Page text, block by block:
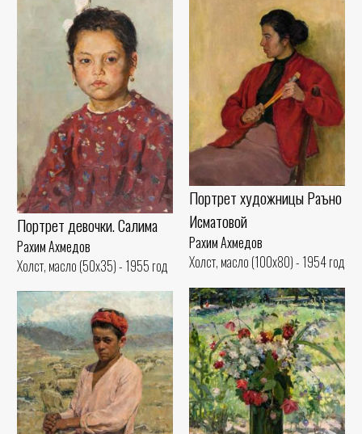
Портрет девочки. Салима
Рахим Ахмедов
Холст, масло (50x35) - 1955 год
Портрет художницы Раъно
Исматовой
Рахим Ахмедов
Холст, масло (100x80) - 1954 год